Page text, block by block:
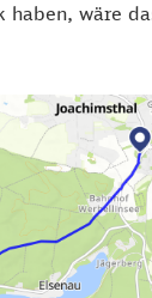
haben, wäre